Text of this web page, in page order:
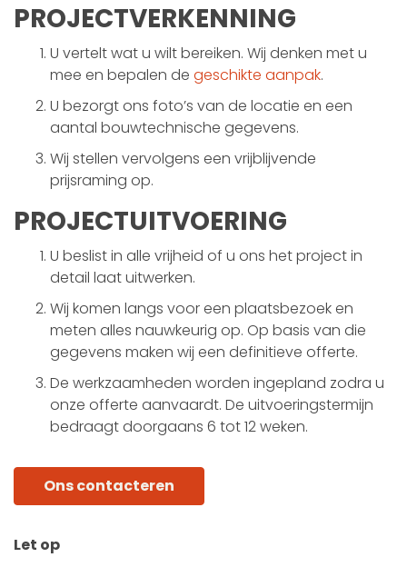
PROJECTVERKENNING
U vertelt wat u wilt bereiken. Wij denken met u
mee en bepalen de geschikte aanpak.
U bezorgt ons foto’s van de locatie en een
aantal bouwtechnische gegevens.
Wij stellen vervolgens een vrijblijvende
prijsraming op.
PROJECTUITVOERING
U beslist in alle vrijheid of u ons het project in
detail laat uitwerken.
Wij komen langs voor een plaatsbezoek en
meten alles nauwkeurig op. Op basis van die
gegevens maken wij een definitieve offerte.
De werkzaamheden worden ingepland zodra u
onze offerte aanvaardt. De uitvoeringstermijn
bedraagt doorgaans 6 tot 12 weken.
Ons contacteren
Let op